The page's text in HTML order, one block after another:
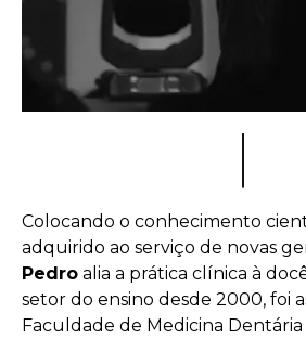
Colocando o conhecimento
adquirido ao serviço de novas
Pedro alia a prática clínica à
setor do ensino desde 2000, foi
Faculdade de Medicina